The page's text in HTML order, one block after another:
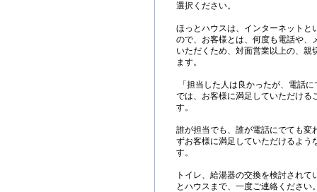
選択ください。
ほっとハウスは、インターネットと
ので、お客様とは、何度も電話や、
いただくため、対面営業以上の、親
ます。
「担当した人は良かったが、電話
では、お客様に満足していただける
す。
誰が担当でも、誰が電話にでても変
ずお客様に満足していただけるよう
す。
トイレ、給湯器の交換を検討され
とハウスまで、一度ご連絡ください